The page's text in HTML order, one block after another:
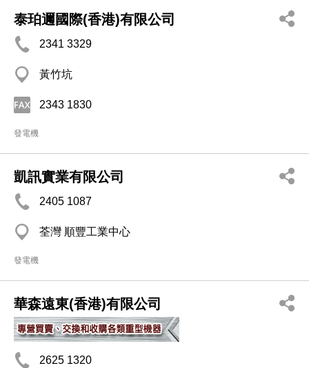
泰珀邇國際(香港)有限公司
2341 3329
黃竹坑
2343 1830
發電機
凱訊實業有限公司
2405 1087
荃灣 順豐工業中心
發電機
華森遠東(香港)有限公司
2625 1320